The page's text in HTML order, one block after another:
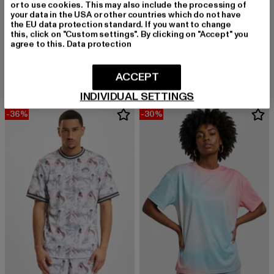
JUST RHYSE
Water
Derzeitiger Preis: 17,99 EURAktionspreis: 19,99 EUR
JUST RHYSE
18,99 EUR
Derzeitiger Preis: 18,99 EUR
-36% -30%
or to use cookies. This may also include the processing of
your data in the USA or other countries which do not have
the EU data protection standard. If you want to change
this, click on "Custom settings". By clicking on "Accept" you
agree to this. Data protection
INDIVIDUAL SETTINGS
ACCEPT